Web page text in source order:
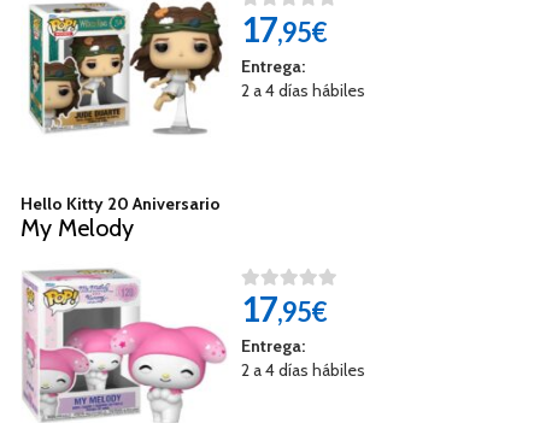
17,95€
Entrega:
2 a 4 días hábiles
Hello Kitty 20 Aniversario
My Melody
17,95€
Entrega:
2 a 4 días hábiles